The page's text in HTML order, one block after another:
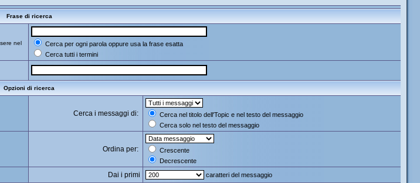
Frase di ricerca
nel
Cerca per ogni parola oppure usa la frase esatta
Cerca tutti i termini
Opzioni di ricerca
Cerca i messaggi di:
Cerca nel titolo dell'Topic e nel testo del messaggio
Cerca solo nel testo del messaggio
Ordina per:
Crescente
Decrescente
Dai i primi caratteri del messaggio